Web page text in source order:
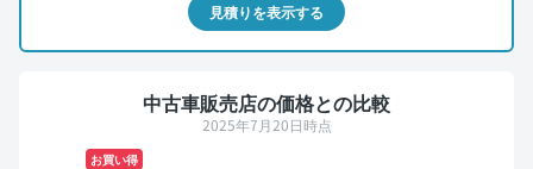
見積りを表示する
中古車販売店の価格との比較
2025年7月20日時点
お買い得